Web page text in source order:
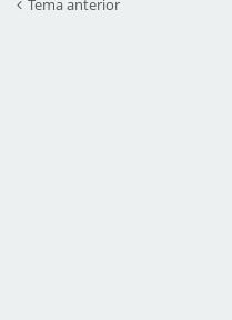
Tema anterior